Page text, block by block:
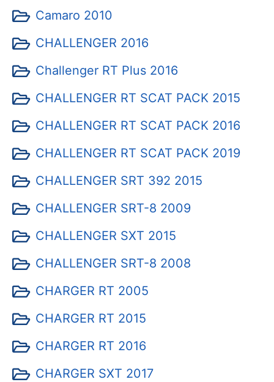
Camaro 2010
CHALLENGER 2016
Challenger RT Plus 2016
CHALLENGER RT SCAT PACK 2015
CHALLENGER RT SCAT PACK 2016
CHALLENGER RT SCAT PACK 2019
CHALLENGER SRT 392 2015
CHALLENGER SRT-8 2009
CHALLENGER SXT 2015
CHALLENGER SRT-8 2008
CHARGER RT 2005
CHARGER RT 2015
CHARGER RT 2016
CHARGER SXT 2017